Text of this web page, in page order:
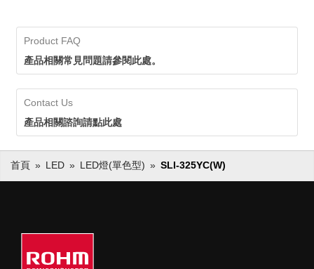
Product FAQ
產品相關常見問題請參閱此處。
Contact Us
產品相關諮詢請點此處
首頁 LED LED燈(單色型) SLI-325YC(W)